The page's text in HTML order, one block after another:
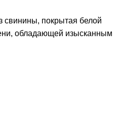
свинины, покрытая белой
обладающей изысканным